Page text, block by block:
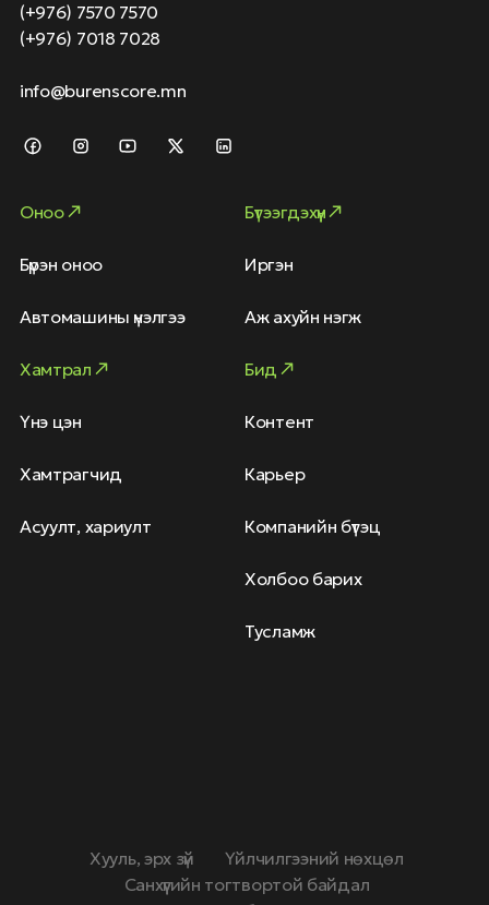
(+976) 7570 7570
(+976) 7018 7028
info@burenscore.mn
Оноо
Бүрэн оноо
Автомашины үнэлгээ
Бүтээгдэхүүн
Иргэн
Аж ахуйн нэгж
Хамтрал
Үнэ цэн
Хамтрагчид
Асуулт, хариулт
Бид
Контент
Карьер
Компанийн бүтэц
Холбоо барих
Тусламж
Хууль, эрх зүй
Үйлчилгээний нөхцөл
Санхүүгийн тогтвортой байдал